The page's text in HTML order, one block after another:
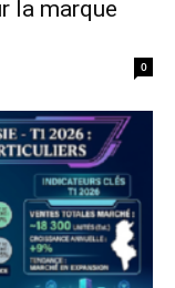
la marque
0